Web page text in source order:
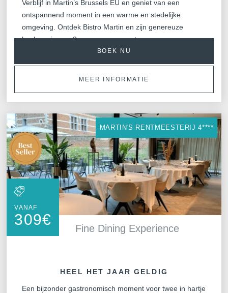
Verblijf in Martin’s Brussels EU en geniet van een
ontspannend moment in een warme en stedelijke
omgeving. Ontdek Bistro Martin en zijn genereuze
keuken via een 3-gangenmenu, ontworpen voor een
eenvoudige en smaakvolle gastronomische ervaring.
Een ideaal verblijf om comfort en culinair genot
moeiteloos te combineren.
BOEK NU
MEER INFORMATIE
Fine Dining Experience
VANAF
309€
MARTIN'S RENTMEESTERIJ 4****
HEEL HET JAAR GELDIG
Een bijzonder gastronomisch moment voor twee in hartje
,